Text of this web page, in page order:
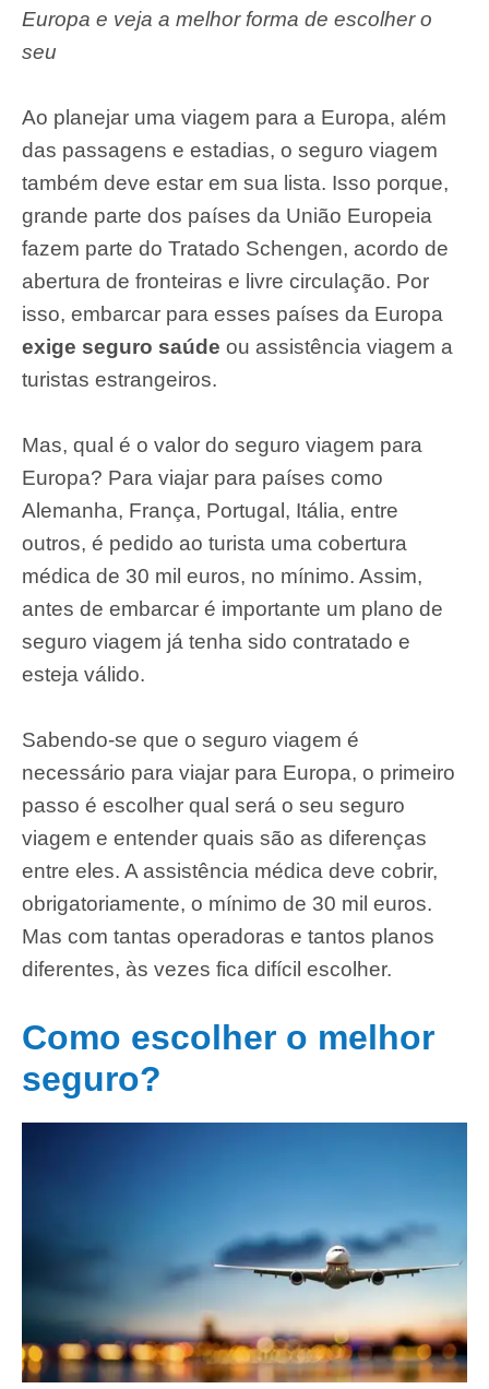
Europa e veja a melhor forma de escolher o
seu
Ao planejar uma viagem para a Europa, além
das passagens e estadias, o seguro viagem
também deve estar em sua lista. Isso porque,
grande parte dos países da União Europeia
fazem parte do Tratado Schengen, acordo de
abertura de fronteiras e livre circulação. Por
isso, embarcar para esses países da Europa
exige seguro saúde ou assistência viagem a
turistas estrangeiros.
Mas, qual é o valor do seguro viagem para
Europa? Para viajar para países como
Alemanha, França, Portugal, Itália, entre
outros, é pedido ao turista uma cobertura
médica de 30 mil euros, no mínimo. Assim,
antes de embarcar é importante um plano de
seguro viagem já tenha sido contratado e
esteja válido.
Sabendo-se que o seguro viagem é
necessário para viajar para Europa, o primeiro
passo é escolher qual será o seu seguro
viagem e entender quais são as diferenças
entre eles. A assistência médica deve cobrir,
obrigatoriamente, o mínimo de 30 mil euros.
Mas com tantas operadoras e tantos planos
diferentes, às vezes fica difícil escolher.
Como escolher o melhor
seguro?